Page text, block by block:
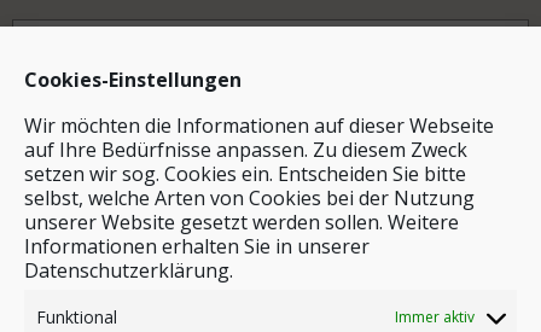
Cookies-Einstellungen
Wir möchten die Informationen auf dieser Webseite
auf Ihre Bedürfnisse anpassen. Zu diesem Zweck
setzen wir sog. Cookies ein. Entscheiden Sie bitte
selbst, welche Arten von Cookies bei der Nutzung
unserer Website gesetzt werden sollen. Weitere
Informationen erhalten Sie in unserer
Datenschutzerklärung.
Funktional Immer aktiv
Archiv
Stichwortsuche